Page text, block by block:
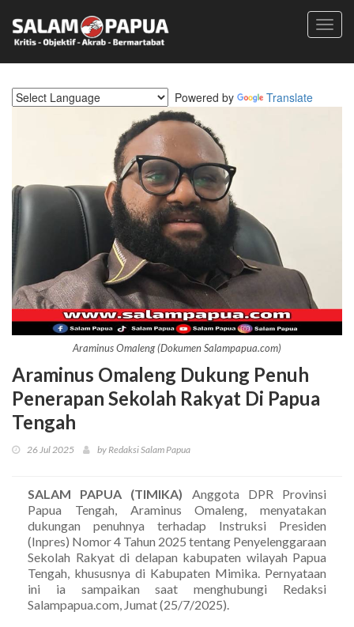
Powered by Translate
Araminus Omaleng (Dokumen Salampapua.com)
Araminus Omaleng Dukung Penuh
Penerapan Sekolah Rakyat Di Papua
Tengah
26 Jul 2025 by Redaksi Salam Papua
SALAM PAPUA (TIMIKA) Anggota DPR Provinsi
Papua Tengah, Araminus Omaleng, menyatakan
dukungan penuhnya terhadap Instruksi Presiden
(Inpres) Nomor 4 Tahun 2025 tentang Penyelenggaraan
Sekolah Rakyat di delapan kabupaten wilayah Papua
Tengah, khususnya di Kabupaten Mimika. Pernyataan
ini ia sampaikan saat menghubungi Redaksi
Salampapua.com, Jumat (25/7/2025).